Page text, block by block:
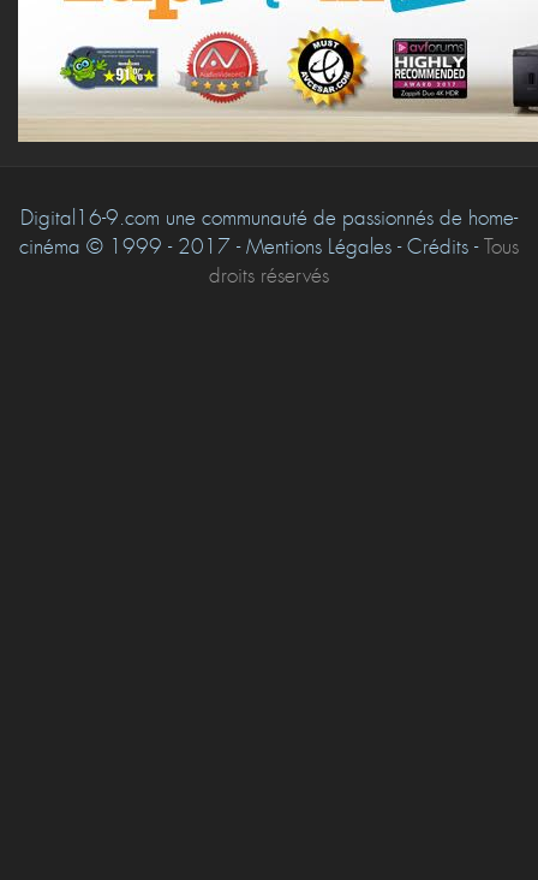
Digital16-9.com une communauté de passionnés de home-
cinéma © 1999 - 2017 - Mentions Légales - Crédits -Tous
droits réservés